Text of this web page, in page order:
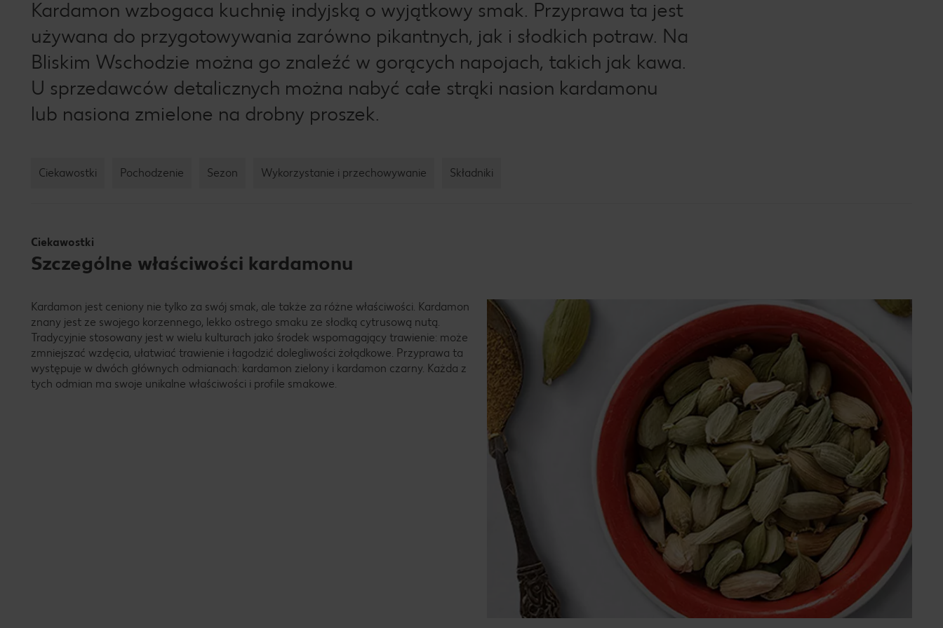
Kardamon wzbogaca kuchnię indyjską o wyjątkowy smak. Przyprawa ta jest
używana do przygotowywania zarówno pikantnych, jak i słodkich potraw. Na
Bliskim Wschodzie można go znaleźć w gorących napojach, takich jak kawa.
U sprzedawców detalicznych można nabyć całe strąki nasion kardamonu
lub nasiona zmielone na drobny proszek.
Ciekawostki Pochodzenie Sezon Wykorzystanie i przechowywanie Składniki
Ciekawostki
Szczególne właściwości kardamonu
Kardamon jest ceniony nie tylko za swój smak, ale także za różne właściwości. Kardamon
znany jest ze swojego korzennego, lekko ostrego smaku ze słodką cytrusową nutą.
Tradycyjnie stosowany jest w wielu kulturach jako środek wspomagający trawienie: może
zmniejszać wzdęcia, ułatwiać trawienie i łagodzić dolegliwości żołądkowe. Przyprawa ta
występuje w dwóch głównych odmianach: kardamon zielony i kardamon czarny. Każda z
tych odmian ma swoje unikalne właściwości i profile smakowe.